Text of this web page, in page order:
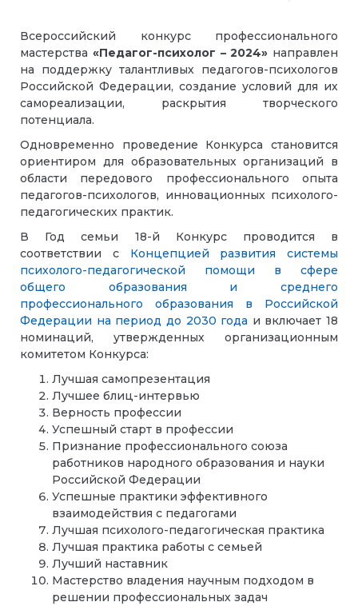
Всероссийский конкурс профессионального
мастерства «Педагог-психолог – 2024» направлен
на поддержку талантливых педагогов-психологов
Российской Федерации, создание условий для их
самореализации, раскрытия творческого
потенциала.
Одновременно проведение Конкурса становится
ориентиром для образовательных организаций в
области передового профессионального опыта
педагогов-психологов, инновационных психолого-
педагогических практик.
В Год семьи 18-й Конкурс проводится в
соответствии с Концепцией развития системы
психолого-педагогической помощи в сфере
общего образования и среднего
профессионального образования в Российской
Федерации на период до 2030 года и включает 18
номинаций, утвержденных организационным
комитетом Конкурса:
Лучшая самопрезентация
Лучшее блиц-интервью
Верность профессии
Успешный старт в профессии
Признание профессионального союза
работников народного образования и науки
Российской Федерации
Успешные практики эффективного
взаимодействия с педагогами
Лучшая психолого-педагогическая практика
Лучшая практика работы с семьей
Лучший наставник
Мастерство владения научным подходом в
решении профессиональных задач